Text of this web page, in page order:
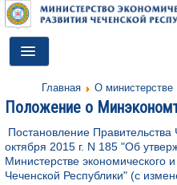
Toggle
Navigation
ДЕЯТЕЛЬНОСТЬ
О МИНИСТЕРСТВЕ
Главная О министерстве
Положение о
Постановление Правительства
октября 2015 г. N 185 "Об
Министерстве экономического
Чеченской Республики" (с